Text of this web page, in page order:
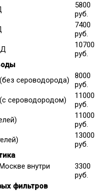
5800
руб.
7400
руб.
10700
руб.
сероводорода)
8000
руб.
сероводородом)
11000
руб.
11000
руб.
13000
руб.
внутри
3300
руб.
фильтров